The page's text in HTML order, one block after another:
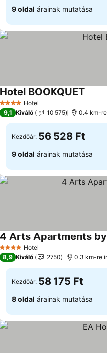
9 oldal árainak mutatása
4 KategóriaHotel
Hotel BOOKQUET
9,1 Kiváló 10 575 0.4 km-
Kezdőár: 56 528 Ft
9 oldal árainak mutatása
4 KategóriaHotel
4 Arts Apartments
8,9 Kiváló 2750 0.3 km-re
Kezdőár: 58 175 Ft
8 oldal árainak mutatása